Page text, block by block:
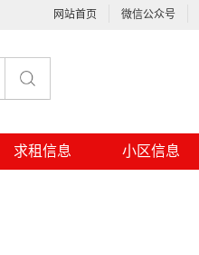
网站首页 微信公众号
求租信息 小区信息